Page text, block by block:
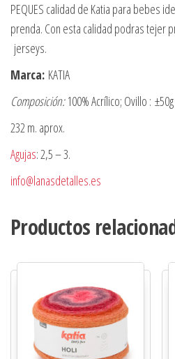
PEQUES calidad de Katia para bebes
prenda. Con esta calidad podras tejer
jerseys.
Marca: KATIA
Composición:100% Acrílico; Ovillo : ±50g
232 m. aprox.
Agujas: 2,5 – 3.
info@lanasdetalles.es
Productos